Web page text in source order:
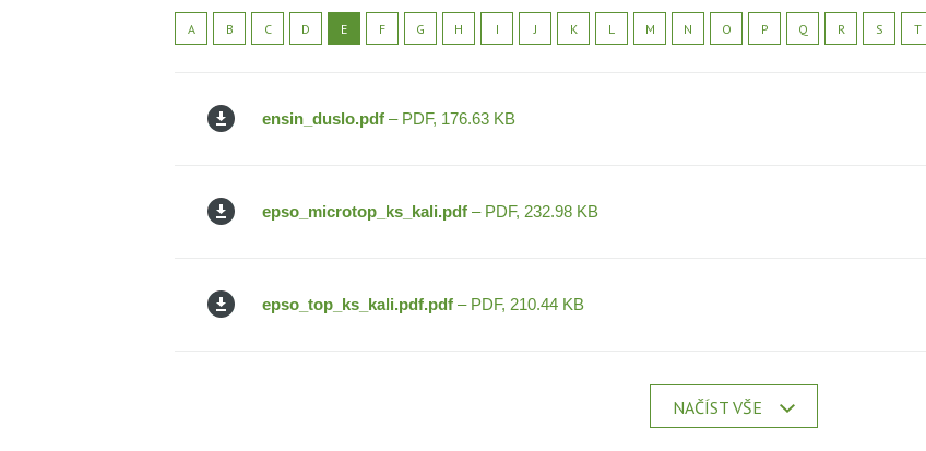
KARIÉRA
A B C D E F G H I J K L M N O P Q R S T
ensin_duslo.pdf – PDF, 176.63 KB
epso_microtop_ks_kali.pdf – PDF, 232.98 KB
epso_top_ks_kali.pdf.pdf – PDF, 210.44 KB
NAČÍST VŠE